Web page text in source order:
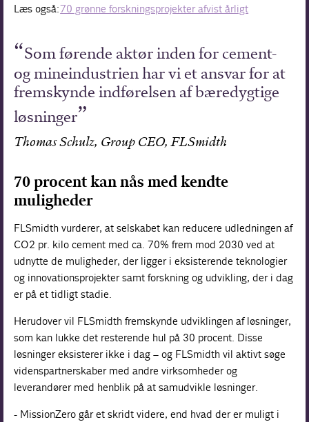
Læs også:70 grønne forskningsprojekter afvist årligt
Som førende aktør inden for cement-
og mineindustrien har vi et ansvar for at
fremskynde indførelsen af bæredygtige
løsninger
Thomas Schulz, Group CEO, FLSmidth
70 procent kan nås med kendte
muligheder
FLSmidth vurderer, at selskabet kan reducere udledningen af
CO2 pr. kilo cement med ca. 70% frem mod 2030 ved at
udnytte de muligheder, der ligger i eksisterende teknologier
og innovationsprojekter samt forskning og udvikling, der i dag
er på et tidligt stadie.
Herudover vil FLSmidth fremskynde udviklingen af løsninger,
som kan lukke det resterende hul på 30 procent. Disse
løsninger eksisterer ikke i dag – og FLSmidth vil aktivt søge
videnspartnerskaber med andre virksomheder og
leverandører med henblik på at samudvikle løsninger.
- MissionZero går et skridt videre, end hvad der er muligt i